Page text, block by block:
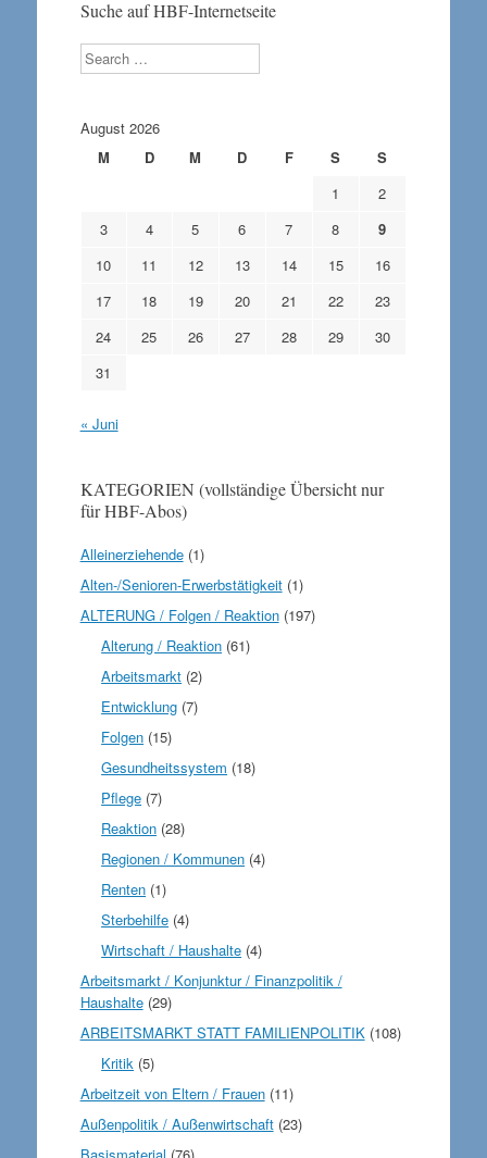
Suche auf HBF-Internetseite
Search
August 2026
M
D M D F S
S
1
2
3
4 5 6 7 8
9
10
11 12 13 14 15
16
17
18 19 20 21 22
23
24
25 26 27 28 29
30
31
« Juni
KATEGORIEN (vollständige Übersicht nur
für HBF-Abos)
Alleinerziehende(1)
Alten-/Senioren-Erwerbstätigkeit(1)
ALTERUNG / Folgen / Reaktion(197)
Alterung / Reaktion (61)
Arbeitsmarkt (2)
Entwicklung (7)
Folgen (15)
Gesundheitssystem (18)
Pflege (7)
Reaktion (28)
Regionen / Kommunen (4)
Renten (1)
Sterbehilfe (4)
Wirtschaft / Haushalte (4)
Arbeitsmarkt / Konjunktur / Finanzpolitik /
Haushalte(29)
ARBEITSMARKT STATT FAMILIENPOLITIK(108)
Kritik (5)
Arbeitzeit von Eltern / Frauen(11)
Außenpolitik / Außenwirtschaft(23)